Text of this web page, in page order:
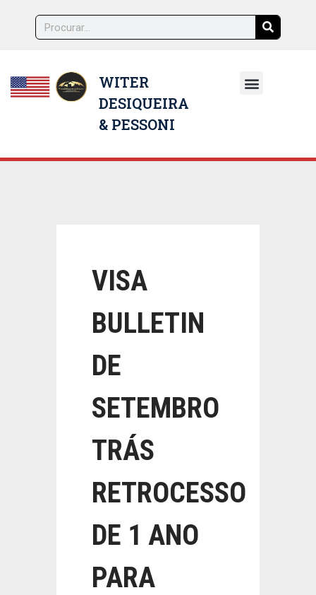
WITER
DESIQUEIRA
& PESSONI
VISA
BULLETIN
DE
SETEMBRO
TRÁS
RETROCESSO
DE 1 ANO
PARA